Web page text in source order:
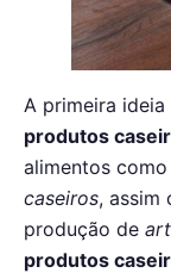
A primeira
produtos
alimentos como
caseiros, assim
produção de
produtos